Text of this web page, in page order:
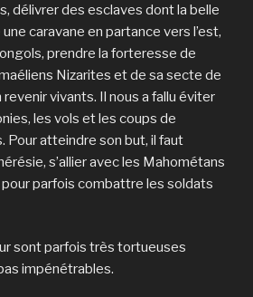
délivrer des esclaves dont la belle
caravane en partance vers l’est,
prendre la forteresse de
Nizarites et de sa secte de
vivants. Il nous a fallu éviter
les vols et les coups de
Pour atteindre son but, il faut
s’allier avec les Mahométans
parfois combattre les soldats
sont parfois très tortueuses
impénétrables.